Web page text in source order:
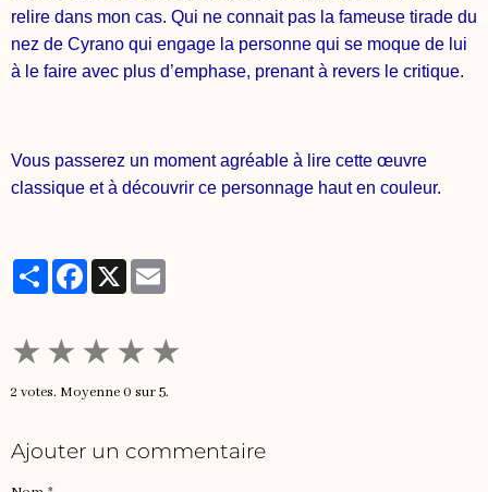
relire dans mon cas. Qui ne connait pas la fameuse tirade du
nez de Cyrano qui engage la personne qui se moque de lui
à le faire avec plus d’emphase, prenant à revers le critique.
Vous passerez un moment agréable à lire cette œuvre
classique et à découvrir ce personnage haut en couleur.
PartagerFacebook
X
★ ★ ★ ★ ★
2 votes. Moyenne0 sur 5.
Ajouter un commentaire